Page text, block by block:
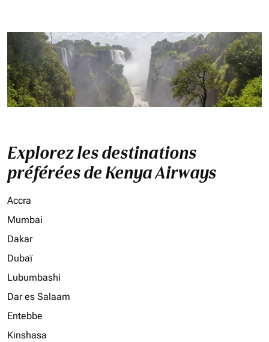
Explorez les destinations
préférées de Kenya Airways
Accra
Mumbai
Dakar
Dubaï
Lubumbashi
Dar es Salaam
Entebbe
Kinshasa